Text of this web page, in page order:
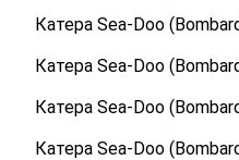
Катера Sea-Doo
Катера Sea-Doo
Катера Sea-Doo
Катера Sea-Doo